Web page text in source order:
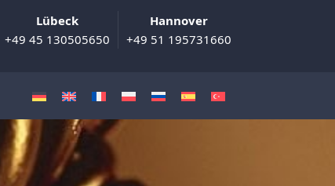
Lübeck
+49 45 130505650
Hannover
+49 51 195731660